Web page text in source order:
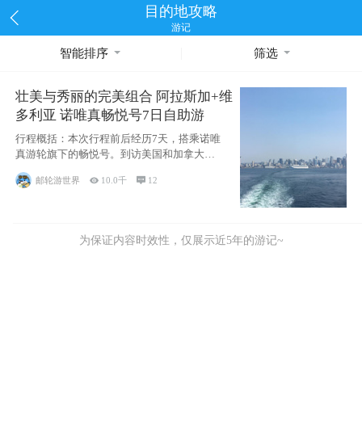
目的地攻略
游记
智能排序 筛选
壮美与秀丽的完美组合 阿拉斯加+维
多利亚 诺唯真畅悦号7日自助游
行程概括：本次行程前后经历7天，搭乘诺唯
真游轮旗下的畅悦号。到访美国和加拿大的4
个州/省：美国华盛顿州
邮轮游世界  10.0千  12
为保证内容时效性，仅展示近5年的游记~